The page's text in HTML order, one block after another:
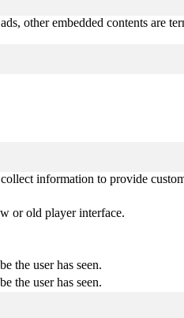
other embedded contents are
information to provide
or old player interface.
the user has seen.
the user has seen.